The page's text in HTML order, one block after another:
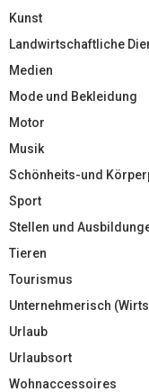
Kunst
Landwirtschaftliche
Medien
Mode und Bekleidung
Motor
Musik
Schönheits-und
Sport
Stellen und
Tieren
Tourismus
Unternehmerisch
Urlaub
Urlaubsort
Wohnaccessoires